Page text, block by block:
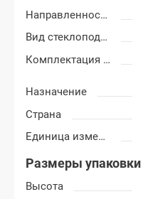
Направленность
Вид стеклоподъемников
Комплектация подиумов
Назначение
Страна
Единица измерения
Размеры упаковки
Высота